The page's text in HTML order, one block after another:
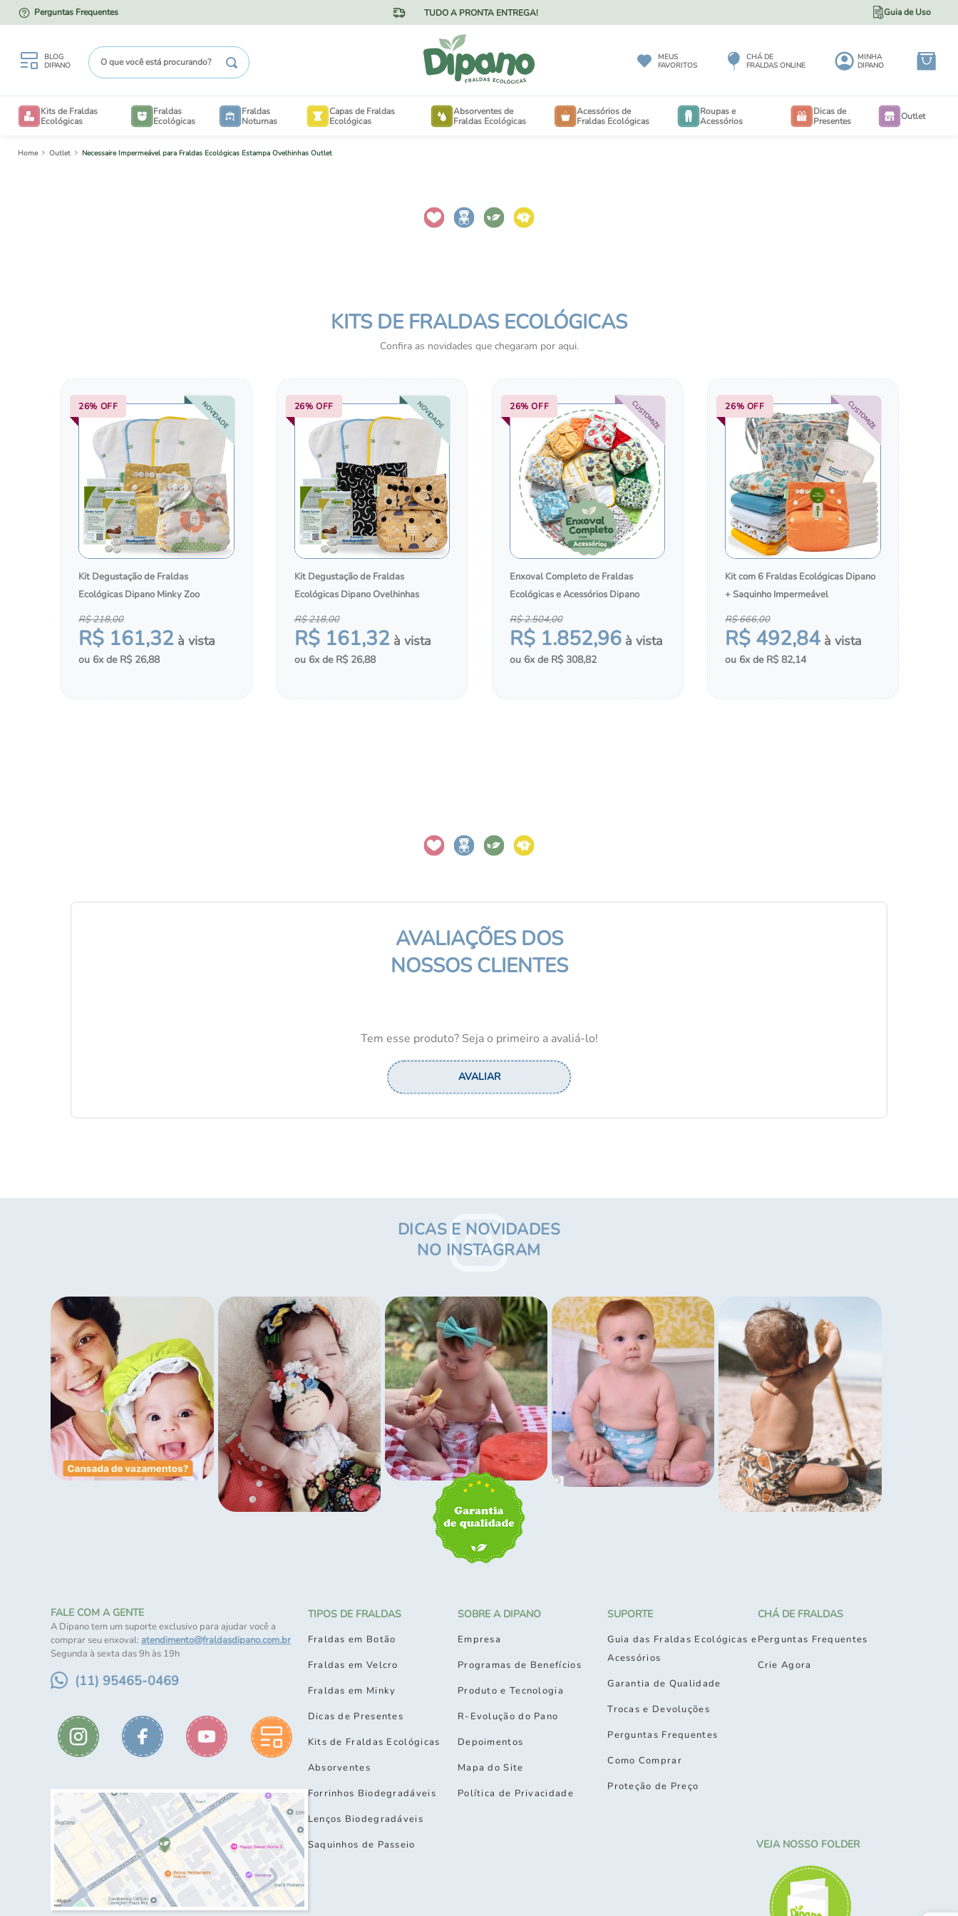
Perguntas FrequentesPARCELE EM ATÉ 12X NO CARTÃO TUDO A PRONTA ENTREGA! Guia de Uso
BLOG
DIPANO
O que você está procurando?
MEUS
FAVORITOS
CHÁ DE
FRALDAS ONLINE
MINHA
DIPANO
Kits de Fraldas
Ecológicas
Fraldas
Ecológicas
Fraldas
Noturnas
Capas de Fraldas
Ecológicas
Absorventes de
Fraldas Ecológicas
Acessórios de
Fraldas Ecológicas
HIGIENE E CUIDADOS COM A
Roupas e
Acessórios
Dicas de
Presentes
Outlet
Outlet Necessaire Impermeável para Fraldas Ecológicas Estampa Ovelhinhas Outlet
KITS DE FRALDAS ECOLÓGICAS
Confira as novidades que chegaram por aqui.
26% OFF NOVIDADE
Kit Degustação de Fraldas
Ecológicas Dipano Minky Zoo
R$ 161,32
R$218,00
6 R$ 26,88
26% OFF NOVIDADE
Kit Degustação de Fraldas
Ecológicas Dipano Ovelhinhas
R$ 161,32
R$218,00
6 R$ 26,88
26% OFF CUSTOMIZE
Enxoval Completo de Fraldas
Ecológicas e Acessórios Dipano
R$ 1.852,96
R$2.504,00
6 R$ 308,82
26% OFF CUSTOMIZE
Kit com 6 Fraldas Ecológicas Dipano
+ Saquinho Impermeável
R$ 492,84
R$666,00
6 R$ 82,14
AVALIAÇÕES DOS
NOSSOS CLIENTES
Tem esse produto? Seja o primeiro a avaliá-lo!
DICAS E NOVIDADES
NO INSTAGRAM
FALE COM A GENTE
A Dipano tem um suporte exclusivo para ajudar você a
comprar seu enxoval:atendimento@fraldasdipano.com.br
Segunda à sexta das 9h às 19h
(11) 95465-0469
TIPOS DE FRALDAS
Fraldas em Botão
Fraldas em Velcro
Fraldas em Minky
Dicas de Presentes
Kits de Fraldas Ecológicas
Absorventes
Forrinhos Biodegradáveis
Lenços Biodegradáveis
Saquinhos de Passeio
SOBRE A DIPANO
Empresa
Programas de Benefícios
Produto e Tecnologia
R-Evolução do Pano
Depoimentos
Mapa do Site
Política de Privacidade
SUPORTE
Guia das Fraldas Ecológicas e
Acessórios
Garantia de Qualidade
Trocas e Devoluções
Perguntas Frequentes
Como Comprar
Proteção de Preço
CHÁ DE FRALDAS
Perguntas Frequentes
Crie Agora
VEJA NOSSO FOLDER
1º
kit degustação